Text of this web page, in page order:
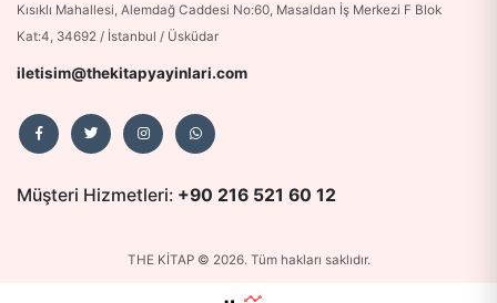
Kısıklı Mahallesi, Alemdağ Caddesi No:60, Masaldan İş Merkezi F Blok
Kat:4, 34692 / İstanbul / Üsküdar
iletisim@thekitapyayinlari.com
Müşteri Hizmetleri: +90 216 521 60 12
THE KİTAP © 2026. Tüm hakları saklıdır.